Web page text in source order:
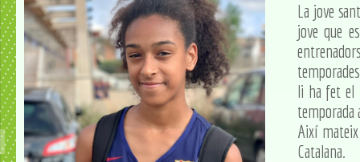
La jove
jove que
li ha fet el
temporada
Així
Catalana.